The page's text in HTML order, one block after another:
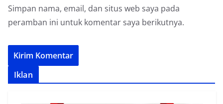
Simpan nama, email, dan situs web saya pada
peramban ini untuk komentar saya berikutnya.
Iklan